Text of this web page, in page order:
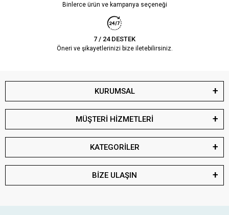
Binlerce ürün ve kampanya seçeneği
7 / 24 DESTEK
Öneri ve şikayetlerinizi bize iletebilirsiniz.
KURUMSAL
MÜŞTERİ HİZMETLERİ
KATEGORİLER
BİZE ULAŞIN